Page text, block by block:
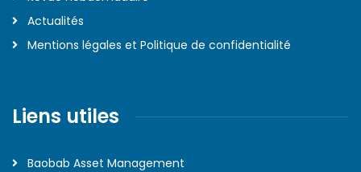
Actualités
Mentions légales et Politique de confidentialité
Liens utiles
Baobab Asset Management